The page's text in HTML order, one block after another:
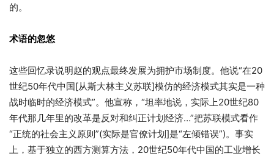
的。
术语的忽悠
这些回忆录说明赵的观点最终发展为拥护市场制度。他说“在20
世纪50年代中国[从斯大林主义苏联]模仿的经济模式其实是一种
战时临时的经济模式”。他宣称，“坦率地说，实际上20世纪80
年代那几年里的改革是反对和纠正计划经济…”把苏联模式看作
“正统的社会主义原则”(实际是官僚计划]是“左倾错误”)。事实
上，基于独立的西方测算方法，20世纪50年代中国的工业增长